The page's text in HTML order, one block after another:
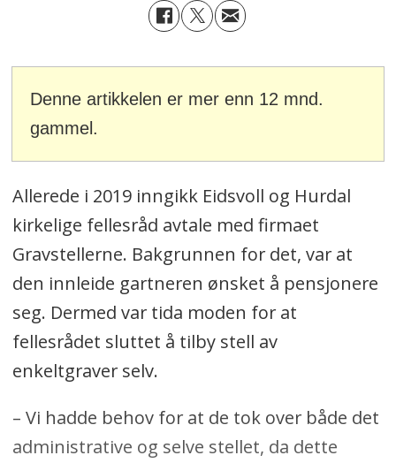
Denne artikkelen er mer enn 12 mnd.
gammel.
Allerede i 2019 inngikk Eidsvoll og Hurdal
kirkelige fellesråd avtale med firmaet
Gravstellerne. Bakgrunnen for det, var at
den innleide gartneren ønsket å pensjonere
seg. Dermed var tida moden for at
fellesrådet sluttet å tilby stell av
enkeltgraver selv.
– Vi hadde behov for at de tok over både det
administrative og selve stellet, da dette